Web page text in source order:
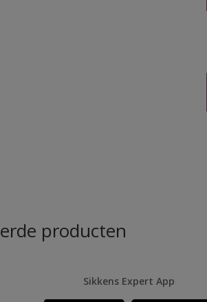
producten
Sikkens Expert App